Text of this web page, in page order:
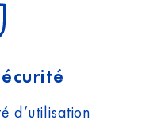
d’utilisation